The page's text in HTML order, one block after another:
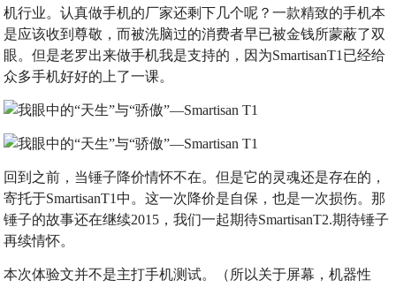
机行业。认真做手机的厂家还剩下几个呢？一款精致的手机本
是应该收到尊敬，而被洗脑过的消费者早已被金钱所蒙蔽了双
眼。但是老罗出来做手机我是支持的，因为SmartisanT1已经给
众多手机好好的上了一课。
回到之前，当锤子降价情怀不在。但是它的灵魂还是存在的，
寄托于SmartisanT1中。这一次降价是自保，也是一次损伤。那
锤子的故事还在继续2015，我们一起期待SmartisanT2.期待锤子
再续情怀。
本次体验文并不是主打手机测试。（所以关于屏幕，机器性